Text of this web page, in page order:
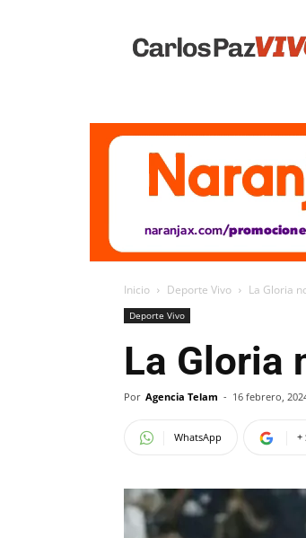
Vivo
Inicio Deporte Vivo La Gloria
Deporte Vivo
La Gloria
Por Agencia Telam - 16 febrero,
WhatsApp +